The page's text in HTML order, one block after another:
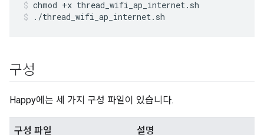
chmod +x thread_wifi_ap_internet.sh
./thread_wifi_ap_internet.sh
구성
Happy에는 세 가지 구성 파일이 있습니다.
구성 파일 설명